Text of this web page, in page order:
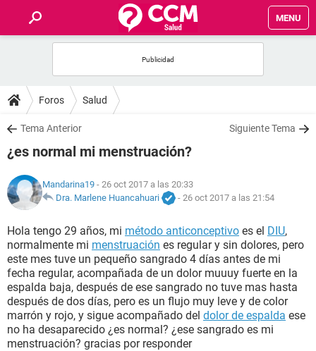
MENU
FOROS
SALUD
FAMILIA
NUTRICIÓN
BIENESTAR
SEXUALIDAD
GLOSARIO
Foros Salud
Tema Anterior Siguiente Tema
¿es normal mi menstruación?
Mandarina19 - 26 oct 2017 a las 20:33
Dra. Marlene Huancahuari
- 26 oct 2017 a las 21:54
Hola tengo 29 años, mi método anticonceptivo es el DIU,
normalmente mi menstruación es regular y sin dolores, pero
este mes tuve un pequeño sangrado 4 días antes de mi
fecha regular, acompañada de un dolor muuuy fuerte en la
espalda baja, después de ese sangrado no tuve mas hasta
después de dos días, pero es un flujo muy leve y de color
marrón y rojo, y sigue acompañado del dolor de espalda ese
no ha desaparecido ¿es normal? ¿ese sangrado es mi
menstruación? gracias por responder